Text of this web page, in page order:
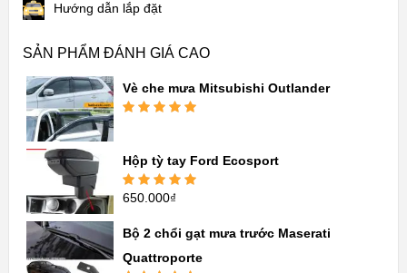
Hướng dẫn lắp đặt
SẢN PHẨM ĐÁNH GIÁ CAO
Vè che mưa Mitsubishi Outlander
Hộp tỳ tay Ford Ecosport
Được xếp
650.000₫
Bộ 2 chổi gạt mưa trước Maserati
Quattroporte